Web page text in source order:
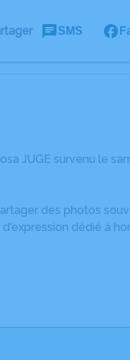
SMS
JUGE survenu le
des photos
dédié à